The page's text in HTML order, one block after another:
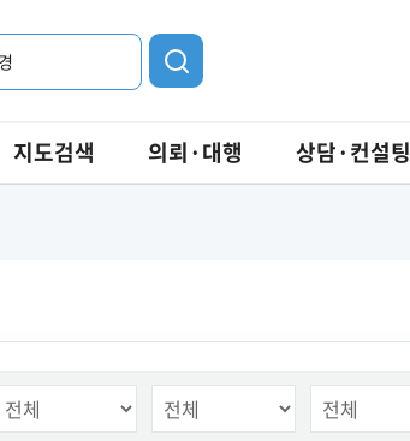
지도검색 의뢰·대행 상담·컨설팅